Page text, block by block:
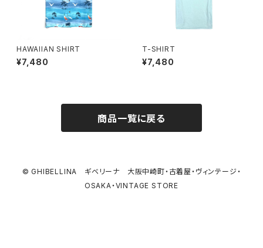
HAWAIIAN SHIRT
¥7,480
T-SHIRT
¥7,480
商品一覧に戻る
© GHIBELLINA ギベリーナ 大阪中崎町・古着屋・ヴィンテージ・
OSAKA・VINTAGE STORE